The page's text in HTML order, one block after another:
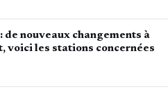
de nouveaux changements à
voici les stations concernées